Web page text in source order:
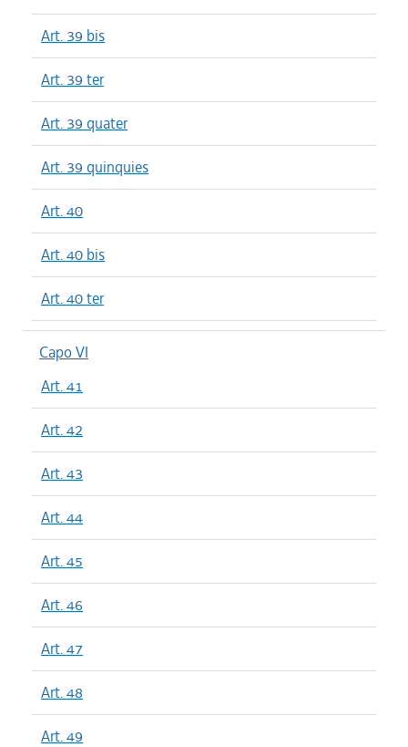
Art. 39 bis
Art. 39 ter
Art. 39 quater
Art. 39 quinquies
Art. 40
Art. 40 bis
Art. 40 ter
Capo VI
Art. 41
Art. 42
Art. 43
Art. 44
Art. 45
Art. 46
Art. 47
Art. 48
Art. 49